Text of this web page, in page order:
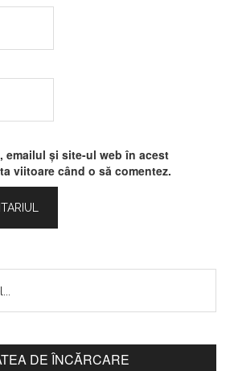
emailul și site-ul web în acest
viitoare când o să comentez.
DE ÎNCĂRCARE